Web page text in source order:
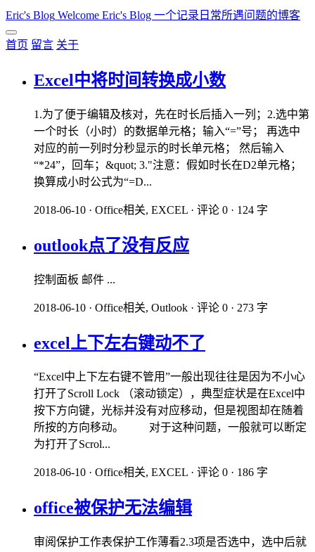
Eric's Blog Welcome Eric's Blog 一个记录日常所遇问题的博客
首页 留言 关于
Excel中将时间转换成小数
1.为了便于编辑及核对，先在时长后插入一列；2.选中第
一个时长（小时）的数据单元格；输入“=”号； 再选中
对应的前一列时分秒显示的时长单元格； 然后输入
“*24”，回车；&quot; 3."注意：假如时长在D2单元格；
换算成小时公式为“=D...
2018-06-10 · Office相关, EXCEL · 评论 0 · 124 字
outlook点了没有反应
控制面板 邮件 ...
2018-06-10 · Office相关, Outlook · 评论 0 · 273 字
excel上下左右键动不了
“Excel中上下左右键不管用”一般出现往往是因为不小心
打开了Scroll Lock （滚动锁定），典型症状是在Excel中
按下方向键，光标并没有对应移动，但是视图却在随着
所按的方向移动。 对于这种问题，一般就可以断定
为打开了Scrol...
2018-06-10 · Office相关, EXCEL · 评论 0 · 186 字
office被保护无法编辑
审阅保护工作表保护工作薄看2.3项是否选中，选中后就